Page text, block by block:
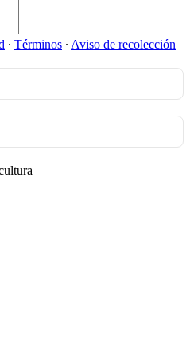
∙ Términos ∙ Aviso de recolección